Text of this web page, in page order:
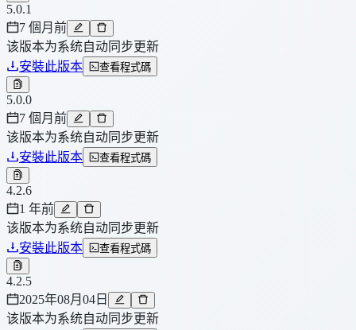
5.0.1
7 個月前
该版本为系统自动同步更新
安裝此版本 查看程式碼
5.0.0
7 個月前
该版本为系统自动同步更新
安裝此版本 查看程式碼
4.2.6
1 年前
该版本为系统自动同步更新
安裝此版本 查看程式碼
4.2.5
2025年08月04日
该版本为系统自动同步更新